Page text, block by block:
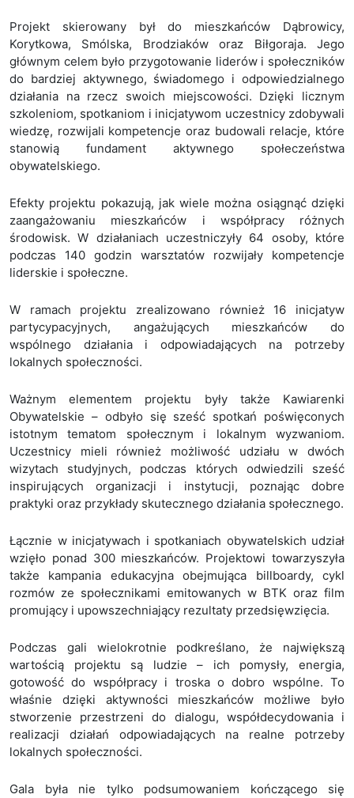
Projekt skierowany był do mieszkańców Dąbrowicy,
Korytkowa, Smólska, Brodziaków oraz Biłgoraja. Jego
głównym celem było przygotowanie liderów i społeczników
do bardziej aktywnego, świadomego i odpowiedzialnego
działania na rzecz swoich miejscowości. Dzięki licznym
szkoleniom, spotkaniom i inicjatywom uczestnicy zdobywali
wiedzę, rozwijali kompetencje oraz budowali relacje, które
stanowią fundament aktywnego społeczeństwa
obywatelskiego.
Efekty projektu pokazują, jak wiele można osiągnąć dzięki
zaangażowaniu mieszkańców i współpracy różnych
środowisk. W działaniach uczestniczyły 64 osoby, które
podczas 140 godzin warsztatów rozwijały kompetencje
liderskie i społeczne.
W ramach projektu zrealizowano również 16 inicjatyw
partycypacyjnych, angażujących mieszkańców do
wspólnego działania i odpowiadających na potrzeby
lokalnych społeczności.
Ważnym elementem projektu były także Kawiarenki
Obywatelskie – odbyło się sześć spotkań poświęconych
istotnym tematom społecznym i lokalnym wyzwaniom.
Uczestnicy mieli również możliwość udziału w dwóch
wizytach studyjnych, podczas których odwiedzili sześć
inspirujących organizacji i instytucji, poznając dobre
praktyki oraz przykłady skutecznego działania społecznego.
Łącznie w inicjatywach i spotkaniach obywatelskich udział
wzięło ponad 300 mieszkańców. Projektowi towarzyszyła
także kampania edukacyjna obejmująca billboardy, cykl
rozmów ze społecznikami emitowanych w BTK oraz film
promujący i upowszechniający rezultaty przedsięwzięcia.
Podczas gali wielokrotnie podkreślano, że największą
wartością projektu są ludzie – ich pomysły, energia,
gotowość do współpracy i troska o dobro wspólne. To
właśnie dzięki aktywności mieszkańców możliwe było
stworzenie przestrzeni do dialogu, współdecydowania i
realizacji działań odpowiadających na realne potrzeby
lokalnych społeczności.
Gala była nie tylko podsumowaniem kończącego się